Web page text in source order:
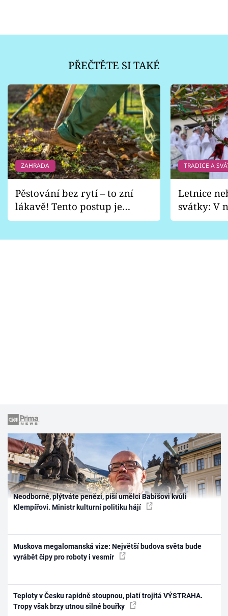
PŘEČTĚTE SI TAKÉ
ZAHRADA
Pěstování bez rytí – to zní
lákavě! Tento postup je
vhodný jen pro některé
TRADICE A
Letnice
svátky: V
pondělí
Neodborné, plýtváte penězi, píší umělci Babišovi kvůli
Klempířovi. Ministr kulturní politiku hájí
Muskova megalomanská vize: Největší budova světa bude
vyrábět čipy pro roboty i vesmír
Teploty v Česku rapidně stoupnou, platí trojitá VÝSTRAHA.
Tropy však brzy utnou silné bouřky